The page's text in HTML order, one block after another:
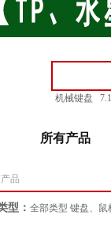
机械键盘
所有产品
品
型： 全部类型 键盘、鼠